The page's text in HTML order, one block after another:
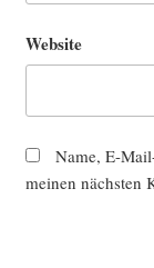
Website
Name, E-
meinen nächsten